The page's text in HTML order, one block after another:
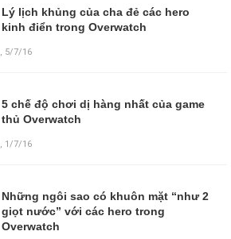
Lý lịch khủng của cha đẻ các hero
kinh điển trong Overwatch
, 5/7/16
5 chế độ chơi dị hàng nhất của game
thủ Overwatch
, 1/7/16
Những ngôi sao có khuôn mặt “như 2
giọt nước” với các hero trong
Overwatch